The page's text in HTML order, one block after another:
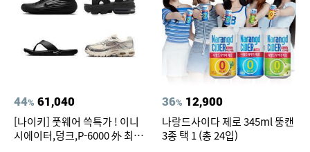
44% 61,040
[나이키] 풋웨어 쓱특가 ! 이니
시에이터,덩크,P-6000 外 최대
36% 12,900
나랑드사이다 제로 345ml 뚱캔
3종 택 1 (총 24입)